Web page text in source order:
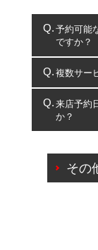
予約可能
ですか？
コクピッ
複数サー
複数サー
一部の商品
出来ないもの
来店予約
か？
ご来店予
の日時変
その